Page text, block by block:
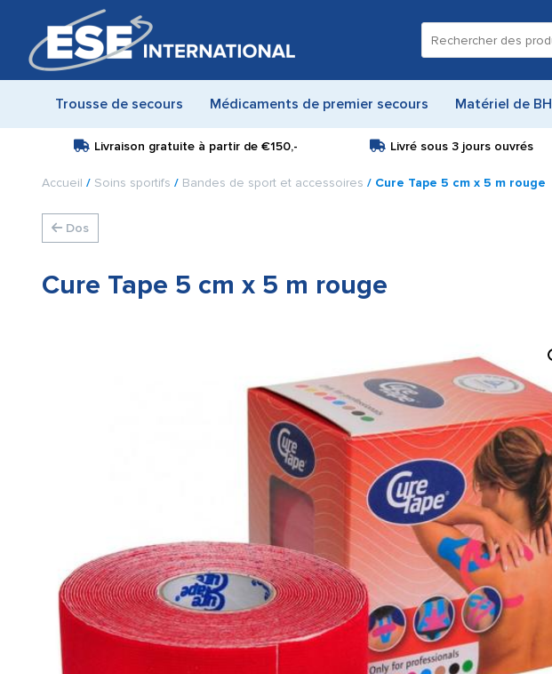
pour :
Trousse de secours Médicaments de premier secours Matériel de
Livraison gratuite à partir de €150,- Livré sous 3 jours ouvrés
Accueil / Soins sportifs / Bandes de sport et accessoires / Cure Tape 5 cm x 5 m rouge
Dos
Cure Tape 5 cm x 5 m rouge